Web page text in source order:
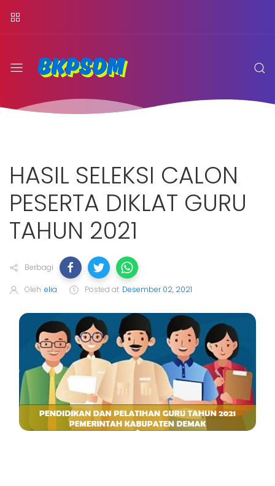
HASIL SELEKSI CALON
PESERTA DIKLAT GURU
TAHUN 2021
Berbagi
Oleh elia Posted at Desember 02, 2021